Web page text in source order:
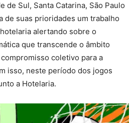
de Sul, Santa Catarina, São Paulo
de suas prioridades um trabalho
alertando sobre o
que transcende o âmbito
coletivo para a
isso, neste período dos jogos
a Hotelaria.